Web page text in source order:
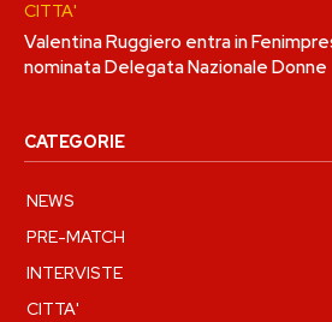
CITTA'
Valentina Ruggiero entra in
nominata Delegata Nazionale Donne
CATEGORIE
NEWS
PRE-MATCH
INTERVISTE
CITTA'